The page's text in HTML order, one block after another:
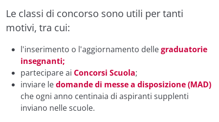
Le classi di concorso sono utili per tanti
motivi, tra cui:
l'inserimento o l'aggiornamento dellegraduatorie
insegnanti;
partecipare ai Concorsi Scuola;
inviare ledomande di messe a disposizione (MAD)
che ogni anno centinaia di aspiranti supplenti
inviano nelle scuole.